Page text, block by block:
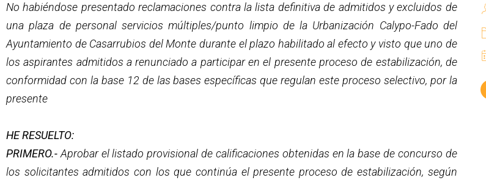
No habiéndose presentado reclamaciones contra la lista definitiva de admitidos y excluidos de
una plaza de personal servicios múltiples/punto limpio de la Urbanización Calypo-Fado del
Ayuntamiento de Casarrubios del Monte durante el plazo habilitado al efecto y visto que uno de
los aspirantes admitidos a renunciado a participar en el presente proceso de estabilización, de
conformidad con la base 12 de las bases específicas que regulan este proceso selectivo, por la
presente
HE RESUELTO:
PRIMERO.- Aprobar el listado provisional de calificaciones obtenidas en la base de concurso de
los solicitantes admitidos con los que continúa el presente proceso de estabilización, según